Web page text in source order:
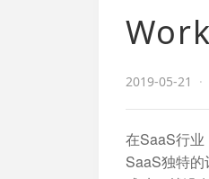
以项目化的方式管理企业任务
专注于工作场景的即时通讯工具
全面了解 Worktile 的使用方法和技巧
地 OKR、敏捷研发等先进理念
2019-05-21 ·
在SaaS行
SaaS独特